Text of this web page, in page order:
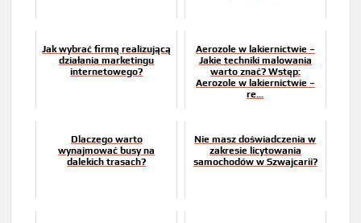
Jak wybrać firmę realizującą
działania marketingu
internetowego?
Aerozole w lakiernictwie –
Jakie techniki malowania
warto znać? Wstęp:
Aerozole w lakiernictwie –
re...
Dlaczego warto
wynajmować busy na
dalekich trasach?
Nie masz doświadczenia w
zakresie licytowania
samochodów w Szwajcarii?